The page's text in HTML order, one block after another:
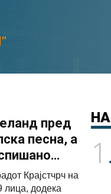
пред
песна, а
Крајстчрч на
лица, додека
1